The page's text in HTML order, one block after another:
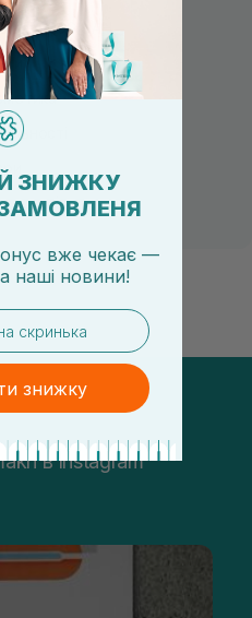
від 3000 UAH
в Instagram
ЗНИЖКУ
вже чекає —
наші новини!
знижку